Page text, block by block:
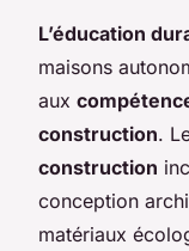
L’éducation
maisons
aux
construction.
construction
conception
matériaux